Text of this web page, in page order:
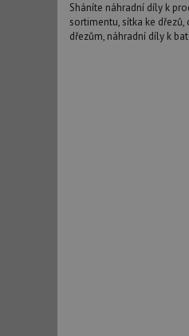
Sháníte náhradní díly k
sortimentu, sítka ke
dřezům, náhradní díly k